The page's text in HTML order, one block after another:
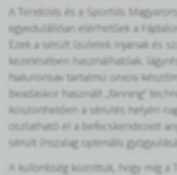
A TendoVis és a SportVis
egyedülállóan elérhetőek a
Ezek a sérült ízületek ínjainak és
kezelésében használhatóak,
hialuronsav tartalmú orvosi
beadáskor használt „fanning”
köszönhetően a sérülés helyén
oszlatható el a befecskendezett
sérült ínszalag optimális
A különbség közöttük, hogy míg a